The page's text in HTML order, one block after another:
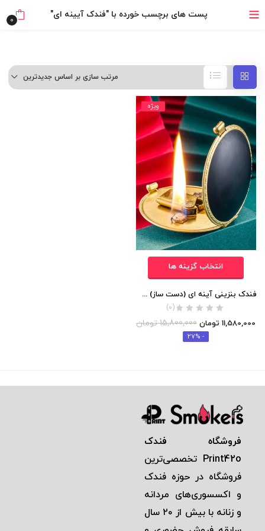
خرید قسطی با ترب‌پی
پست های برچسب خورده با "فندک آیینه ای" 0
مرتب سازی بر اساس جدیدترین
انتخاب گزینه ها
فندک بنزینی آینه ای (دست ساز) اورجینال
(0)
11,580,000 تومان 15,800,000 تومان
- 27%
ویژه
فروشگاه فندک
Print42o تخصصی‌ترين
فروشگاه در حوزه فندک
و اكسسوری‌های مردانه
و زنانه با بيش از ٢٠ سال